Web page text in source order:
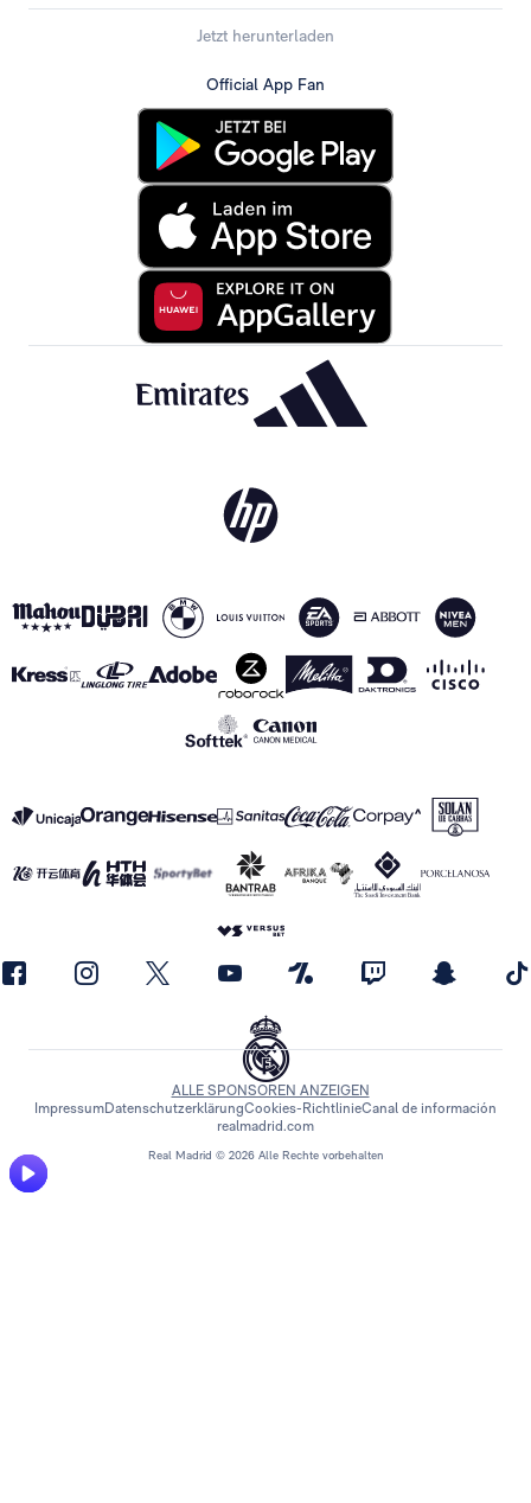
Jetzt herunterladen
Official App Fan
Real Madrid © 2026 Alle Rechte vorbehalten
ALLE SPONSOREN ANZEIGEN
ImpressumDatenschutzerklärungCookies-RichtlinieCanal de información
realmadrid.com